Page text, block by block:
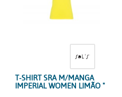
T-SHIRT SRA M/MANGA
IMPERIAL WOMEN LIMÃO "